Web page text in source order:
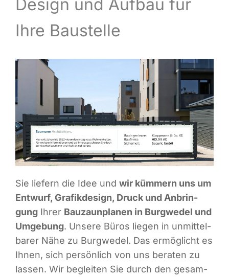
Design und Auf­bau für
Ihre Baustelle
Sie lie­fern die Idee und wir küm­mern uns um
Ent­wurf, Gra­fik­de­sign, Druck und Anbrin­
gungIhrer Bau­zaun­pla­nen in Burg­we­del und
Umge­bung. Unse­re Büros lie­gen in unmit­tel­
ba­rer Nähe zu Burg­we­del. Das ermög­licht es
Ihnen, sich per­sön­lich von uns bera­ten zu
las­sen. Wir beglei­ten Sie durch den gesam­